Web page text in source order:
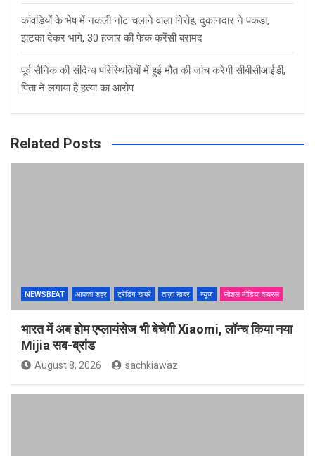
कांवड़ियों के भेष में नकली नोट चलाने वाला गिरोह, दुकानदार ने पकड़ा,
झटका देकर भागे, 30 हजार की फेक करेंसी बरामद
पूर्व सैनिक की संदिग्ध परिस्थितियों में हुई मौत की जांच करेगी सीबीसीआईडी,
पिता ने लगाया है हत्या का आरोप
Related Posts
NEWSBEAT आपका शहर ट्रेंडिंग खबरें ताज़ा ख़बर न्यूज़ सोशल मीडिया वायरल
भारत में अब होम एप्लायंसेज भी बेचेगी Xiaomi, लॉन्च किया नया
Mijia सब-ब्रांड
August 8, 2026 sachkiawaz